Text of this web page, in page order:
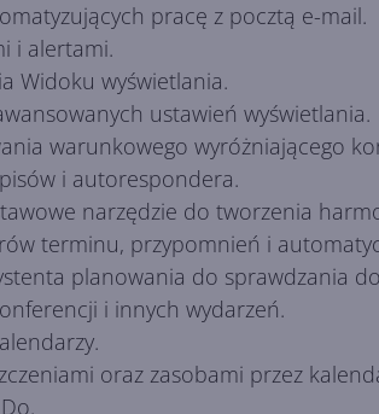
pracę z pocztą e-mail.
i alertami.
Widoku wyświetlania.
ustawień wyświetlania.
warunkowego wyróżniającego
i autorespondera.
narzędzie do tworzenia
terminu, przypomnień i
planowania do sprawdzania
i innych wydarzeń.
oraz zasobami przez